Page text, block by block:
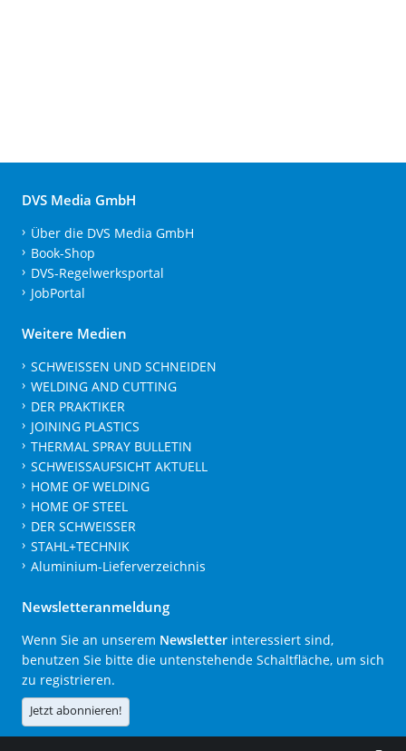
DVS Media GmbH
Über die DVS Media GmbH
Book-Shop
DVS-Regelwerksportal
JobPortal
Weitere Medien
SCHWEISSEN UND SCHNEIDEN
WELDING AND CUTTING
DER PRAKTIKER
JOINING PLASTICS
THERMAL SPRAY BULLETIN
SCHWEISSAUFSICHT AKTUELL
HOME OF WELDING
HOME OF STEEL
DER SCHWEISSER
STAHL+TECHNIK
Aluminium-Lieferverzeichnis
Newsletteranmeldung
Wenn Sie an unserem Newsletter interessiert sind,
benutzen Sie bitte die untenstehende Schaltfläche, um sich
zu registrieren.
Jetzt abonnieren!